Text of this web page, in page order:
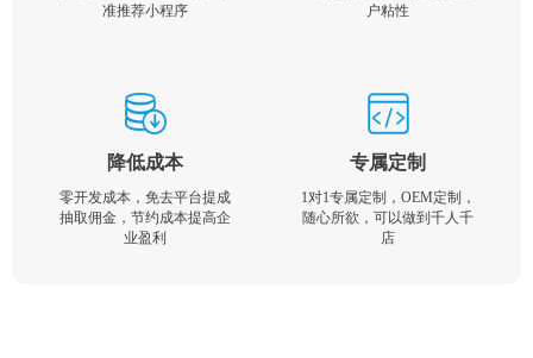
准推荐小程序
户粘性
降低成本
零开发成本，免去平台提成
抽取佣金，节约成本提高企
业盈利
专属定制
1对1专属定制，OEM定制，
随心所欲，可以做到千人千
店